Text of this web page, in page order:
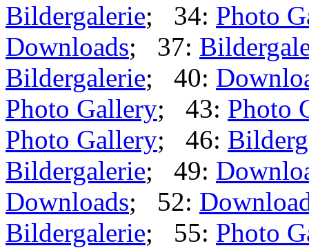
Bildergalerie; 34: Photo
Downloads; 37:
Bildergalerie; 40:
Photo Gallery; 43: Photo
Photo Gallery; 46:
Bildergalerie; 49:
Downloads; 52:
Bildergalerie; 55: Photo